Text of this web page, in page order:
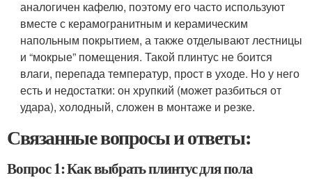
аналогичен кафелю, поэтому его часто используют
вместе с керамогранитным и керамическим
напольным покрытием, а также отделывают лестницы
и “мокрые” помещения. Такой плинтус не боится
влаги, перепада температур, прост в уходе. Но у него
есть и недостатки: он хрупкий (может разбиться от
удара), холодный, сложен в монтаже и резке.
Связанные вопросы и ответы:
Вопрос 1: Как выбрать плинтус для пола